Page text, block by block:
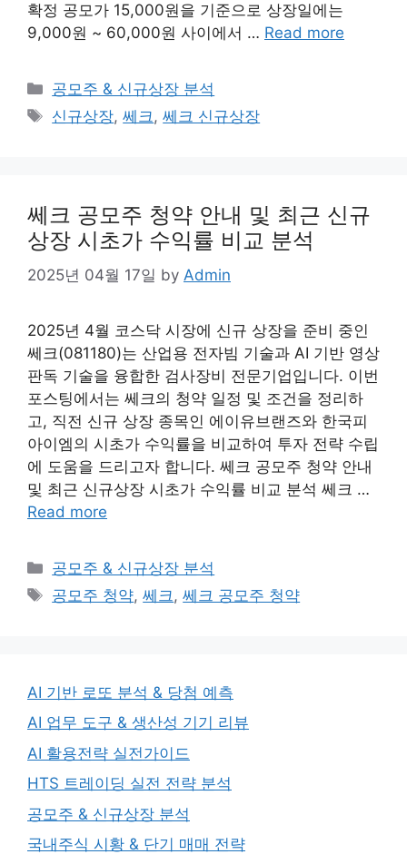
확정 공모가 15,000원을 기준으로 상장일에는
9,000원 ~ 60,000원 사이에서 … Read more
Categories
공모주 & 신규상장 분석
Tags
신규상장,쎄크,쎄크 신규상장
쎄크 공모주 청약 안내 및 최근 신규
상장 시초가 수익률 비교 분석
2025년 04월 17일 by Admin
2025년 4월 코스닥 시장에 신규 상장을 준비 중인
쎄크(081180)는 산업용 전자빔 기술과 AI 기반 영상
판독 기술을 융합한 검사장비 전문기업입니다. 이번
포스팅에서는 쎄크의 청약 일정 및 조건을 정리하
고, 직전 신규 상장 종목인 에이유브랜즈와 한국피
아이엠의 시초가 수익률을 비교하여 투자 전략 수립
에 도움을 드리고자 합니다. 쎄크 공모주 청약 안내
및 최근 신규상장 시초가 수익률 비교 분석 쎄크 …
Read more
Categories
공모주 & 신규상장 분석
Tags
공모주 청약,쎄크 ,쎄크 공모주 청약
AI 기반 로또 분석 & 당첨 예측
AI 업무 도구 & 생산성 기기 리뷰
AI 활용전략 실전가이드
HTS 트레이딩 실전 전략 분석
공모주 & 신규상장 분석
국내주식 시황 & 단기 매매 전략